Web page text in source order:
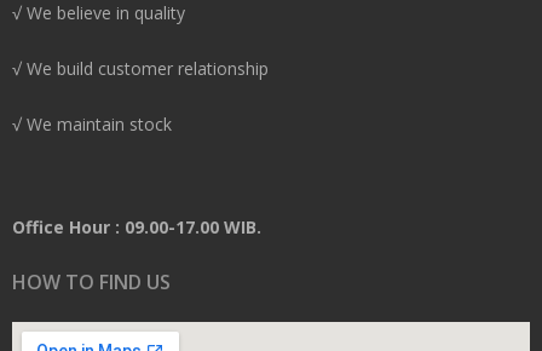
√ We believe in quality
√ We build customer relationship
√ We maintain stock
Office Hour : 09.00-17.00 WIB.
HOW TO FIND US